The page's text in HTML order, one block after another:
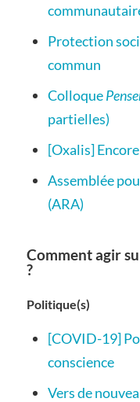
Protection
commun
Colloque
partielles)
[Oxalis]
Assemblée
(ARA)
Comment agir
?
Politique(s)
[COVID-19]
conscience
Vers de